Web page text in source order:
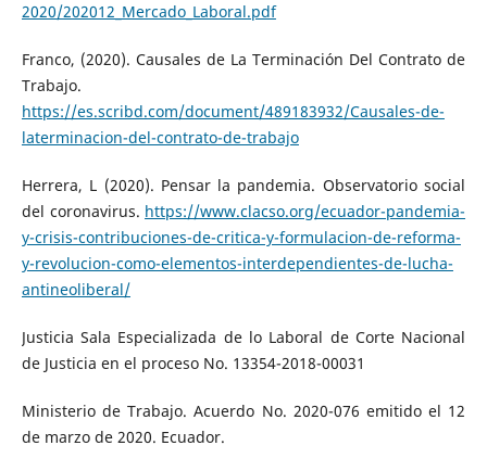
2020/202012_Mercado_Laboral.pdf
Franco, (2020). Causales de La Terminación Del Contrato de
Trabajo.
https://es.scribd.com/document/489183932/Causales-de-
laterminacion-del-contrato-de-trabajo
Herrera, L (2020). Pensar la pandemia. Observatorio social
del coronavirus. https://www.clacso.org/ecuador-pandemia-
y-crisis-contribuciones-de-critica-y-formulacion-de-reforma-
y-revolucion-como-elementos-interdependientes-de-lucha-
antineoliberal/
Justicia Sala Especializada de lo Laboral de Corte Nacional
de Justicia en el proceso No. 13354-2018-00031
Ministerio de Trabajo. Acuerdo No. 2020-076 emitido el 12
de marzo de 2020. Ecuador.